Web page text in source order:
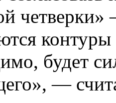
будет
—